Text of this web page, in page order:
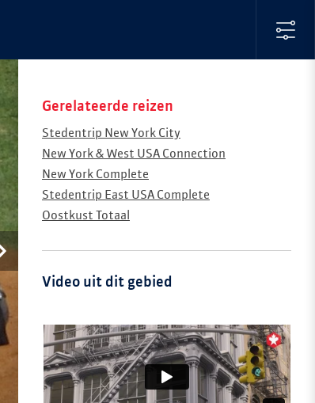
Gerelateerde reizen
Stedentrip New York City
New York & West USA Connection
New York Complete
Stedentrip East USA Complete
Oostkust Totaal
Video uit dit gebied